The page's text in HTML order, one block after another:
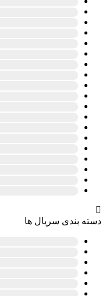
دسته بندی سریال ها